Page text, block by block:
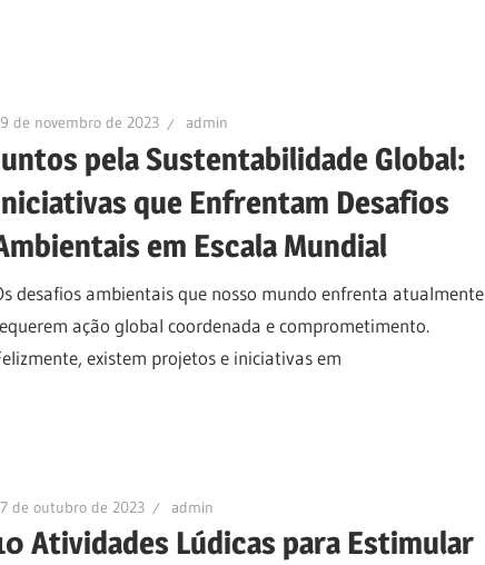
de novembro de 2023 admin
pela Sustentabilidade Global:
que Enfrentam Desafios
em Escala Mundial
desafios ambientais que nosso mundo enfrenta atualmente
ação global coordenada e comprometimento.
existem projetos e iniciativas em
de outubro de 2023 admin
Atividades Lúdicas para Estimular